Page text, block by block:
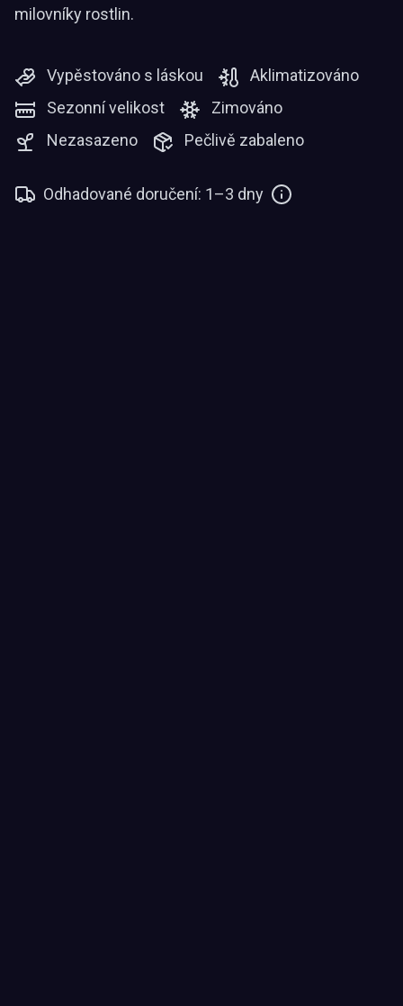
milovníky rostlin.
Vypěstováno s láskou
Aklimatizováno
Sezonní velikost
Zimováno
Nezasazeno
Pečlivě zabaleno
Odhadované doručení: 1–3 dny